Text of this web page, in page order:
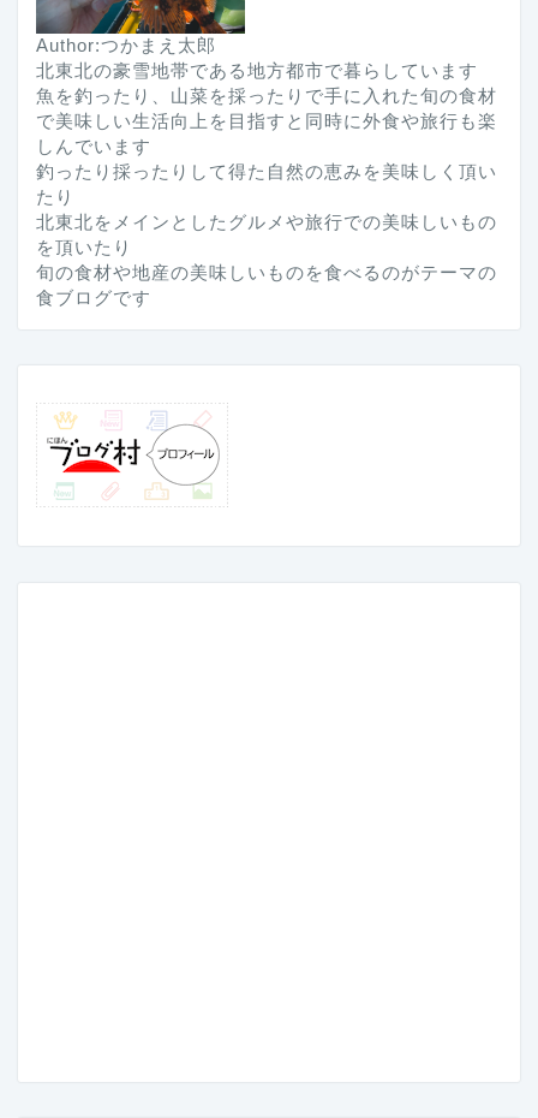
Author:つかまえ太郎
北東北の豪雪地帯である地方都市で暮らしています
魚を釣ったり、山菜を採ったりで手に入れた旬の食材
で美味しい生活向上を目指すと同時に外食や旅行も楽
しんでいます
釣ったり採ったりして得た自然の恵みを美味しく頂い
たり
北東北をメインとしたグルメや旅行での美味しいもの
を頂いたり
旬の食材や地産の美味しいものを食べるのがテーマの
食ブログです